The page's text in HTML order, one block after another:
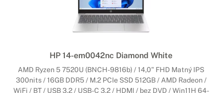
HP 14-em0042nc Diamond White
AMD Ryzen 5 7520U (BNCH-9816b) / 14,0" FHD Matný IPS
300nits / 16GB DDR5 / M.2 PCIe SSD 512GB / AMD Radeon /
WiFi / BT / USB 3.2 / USB-C 3.2 / HDMI / bez DVD / Win11H 64-